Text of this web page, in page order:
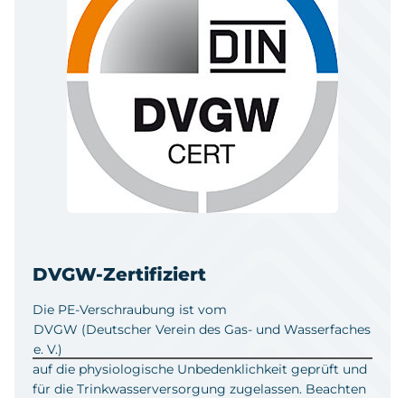
DVGW-Zertifiziert
Die PE-Verschraubung ist vom
DVGW (Deutscher Verein des Gas- und Wasserfaches
e. V.)
auf die physiologische Unbedenklichkeit geprüft und
für die Trinkwasserversorgung zugelassen. Beachten